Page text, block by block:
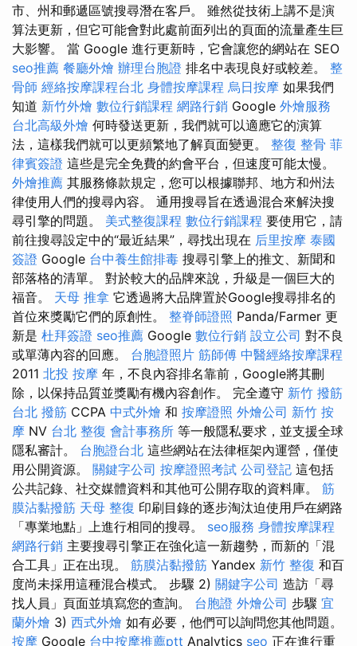
市、州和郵遞區號搜尋潛在客戶。 雖然從技術上講不是演
算法更新，但它可能會對此處前面列出的頁面的流量產生巨
大影響。 當 Google 進行更新時，它會讓您的網站在 SEO
seo推薦 餐廳外燴 辦理台胞證 排名中表現良好或較差。 整
骨師 經絡按摩課程台北 身體按摩課程 烏日按摩 如果我們
知道 新竹外燴 數位行銷課程 網路行銷 Google 外燴服務
台北高級外燴 何時發送更新，我們就可以適應它的演算
法，這樣我們就可以更頻繁地了解頁面變更。 整復 整骨 菲
律賓簽證 這些是完全免費的約會平台，但速度可能太慢。
外燴推薦 其服務條款規定，您可以根據聯邦、地方和州法
律使用人們的搜尋內容。 通用搜尋旨在透過混合來解決搜
尋引擎的問題。 美式整復課程 數位行銷課程 要使用它，請
前往搜尋設定中的“最近結果”，尋找出現在 后里按摩 泰國
簽證 Google 台中養生館排毒 搜尋引擎上的推文、新聞和
部落格的清單。 對於較大的品牌來說，升級是一個巨大的
福音。 天母 推拿 它透過將大品牌置於Google搜尋排名的
首位來獎勵它們的原創性。 整脊師證照 Panda/Farmer 更
新是 杜拜簽證 seo推薦 Google 數位行銷 設立公司 對不良
或單薄內容的回應。 台胞證照片 筋師傅 中醫經絡按摩課程
2011 北投 按摩 年，不良內容排名靠前，Google將其刪
除，以保持品質並獎勵有機內容創作。 完全遵守 新竹 撥筋
台北 撥筋 CCPA 中式外燴 和 按摩證照 外燴公司 新竹 按
摩 NV 台北 整復 會計事務所 等一般隱私要求，並支援全球
隱私審計。 台胞證台北 這些網站在法律框架內運營，僅使
用公開資源。 關鍵字公司 按摩證照考試 公司登記 這包括
公共記錄、社交媒體資料和其他可公開存取的資料庫。 筋
膜沾黏撥筋 天母 整復 印刷目錄的逐步淘汰迫使用戶在網路
「專業地點」上進行相同的搜尋。 seo服務 身體按摩課程
網路行銷 主要搜尋引擎正在強化這一新趨勢，而新的「混
合工具」正在出現。 筋膜沾黏撥筋 Yandex 新竹 整復 和百
度尚未採用這種混合模式。 步驟 2) 關鍵字公司 造訪「尋
找人員」頁面並填寫您的查詢。 台胞證 外燴公司 步驟 宜
蘭外燴 3) 西式外燴 如有必要，他們可以詢問您其他問題。
按摩 Google 台中按摩推薦ptt Analytics seo 正在進行重